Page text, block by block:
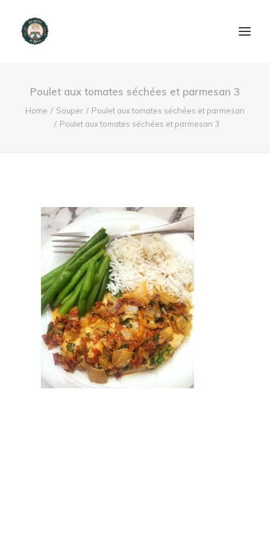
ACCUEIL
PRODUITS ET SERVICES
SEARCH
Poulet aux tomates séchées et parmesan 3
Home Souper
Poulet aux tomates séchées et parmesan
Poulet aux tomates séchées et parmesan 3